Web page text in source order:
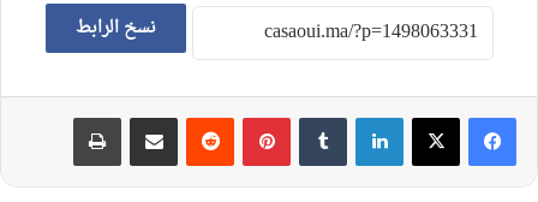
نسخ الرابط
لينكدإن بينتيريست